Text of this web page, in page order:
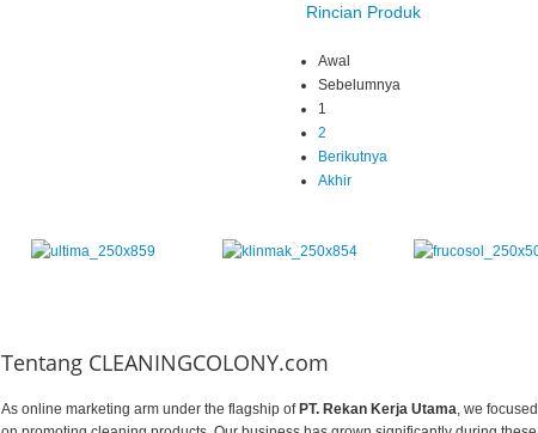
Rincian Produk
Awal
Sebelumnya
1
2
Berikutnya
Akhir
Tentang CLEANINGCOLONY.com
As online marketing arm under the flagship ofPT. Rekan Kerja Utama , we focused